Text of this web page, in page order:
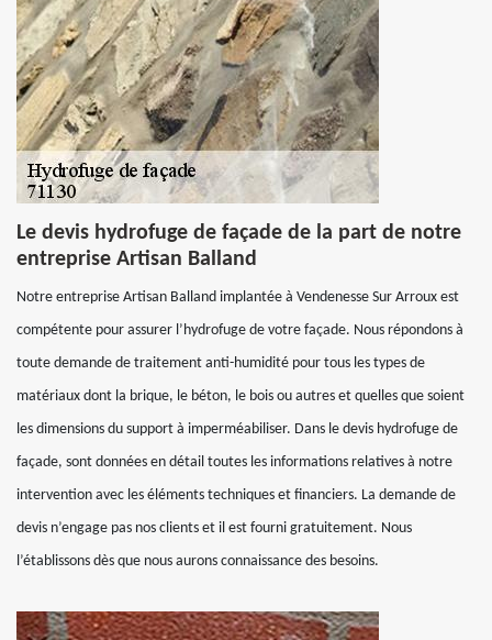
Le devis hydrofuge de façade de la part de notre
entreprise Artisan Balland
Notre entreprise Artisan Balland implantée à Vendenesse Sur Arroux est
compétente pour assurer l’hydrofuge de votre façade. Nous répondons à
toute demande de traitement anti-humidité pour tous les types de
matériaux dont la brique, le béton, le bois ou autres et quelles que soient
les dimensions du support à imperméabiliser. Dans le devis hydrofuge de
façade, sont données en détail toutes les informations relatives à notre
intervention avec les éléments techniques et financiers. La demande de
devis n’engage pas nos clients et il est fourni gratuitement. Nous
l’établissons dès que nous aurons connaissance des besoins.